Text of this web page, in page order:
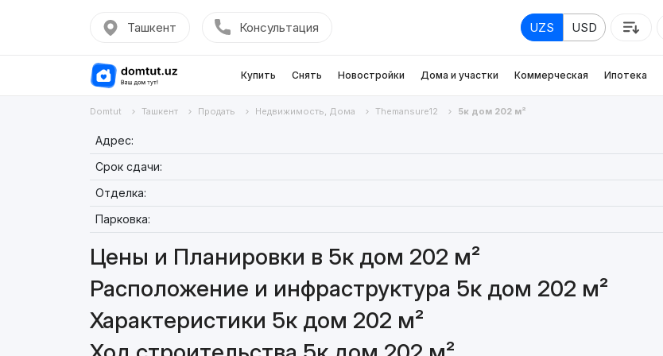
Ташкент Консультация UZS USD
Купить Снять Новостройки Дома и участки Коммерческая Ипотека
Domtut Ташкент Продать Недвижимость, Дома Themansure12 5к дом 202 м²
Адрес:
Срок сдачи:
Отделка:
Парковка:
Цены и Планировки в 5к дом 202 м²
Расположение и инфраструктура 5к дом 202 м²
Характеристики 5к дом 202 м²